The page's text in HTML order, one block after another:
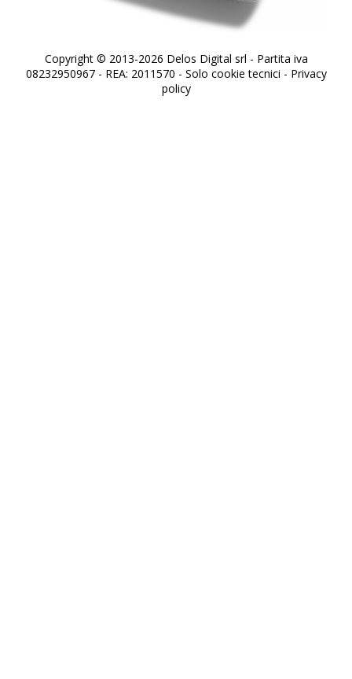
Copyright © 2013-2026 Delos Digital srl - Partita iva
08232950967 - REA: 2011570 - Solo cookie tecnici - Privacy
policy